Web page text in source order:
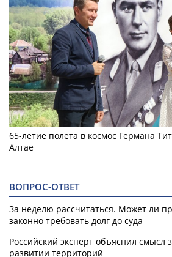
65-летие полета в космос Германа
Алтае
ВОПРОС-ОТВЕТ
За неделю рассчитаться. Может ли
законно требовать долг до суда
Российский эксперт объяснил смысл
развитии территорий